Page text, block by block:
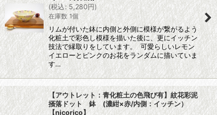
(税込: 5,280円)
在庫数 1個
リムが付いた鉢に内側と外側に模様が繋がるよう
化粧土で彩色し模様を描いた後に、更にイッチン
技法で縁取りをしています。 可愛らしいレモン
イエローとピンクのお花をランダムに描いていま
す…
【アウトレット：青化粧土の色飛び有】紋花彩泥
掻落ドット 鉢 (濃紺×赤/内側：イッチン）
【nicorico】